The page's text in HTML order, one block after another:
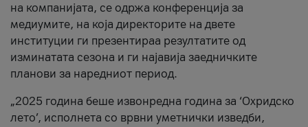
на компанијата, се одржа конференција за
медиумите, на која директорите на двете
институции ги презентираа резултатите од
изминатата сезона и ги најавија заедничките
планови за наредниот период.
„2025 година беше извонредна година за ‘Охридско
лето’, исполнета со врвни уметнички изведби,